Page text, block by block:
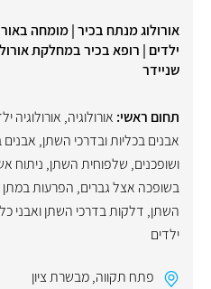
אורולוג מנתח בכיר | מומחה
ילדים | רופא בכיר במחלקת
שניידר
תחום ראשי: אורולוגיה, אורולוגיה
אבנים בכליות ובדרכי השתן,
ושופכנים, שלפוחית השתן, ניתוח
בשופכה אצל גברים, הפרעות
השתן, דלקות בדרכי השתן ואבני
ילדים
פתח תקווה,מבשרת ציון